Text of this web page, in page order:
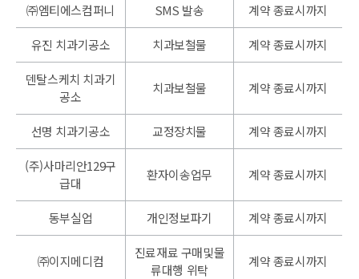
㈜엠티에스컴퍼니 SMS 발송 계약 종료시까지
유진 치과기공소 치과보철물 계약 종료시까지
덴탈스케치 치과기
공소
치과보철물 계약 종료시까지
선명 치과기공소 교정장치물 계약 종료시까지
(주)사마리안129구
급대
환자이송업무 계약 종료시까지
동부실업 개인정보파기 계약 종료시까지
㈜이지메디컴
진료재료 구매및물
류대행 위탁
계약 종료시까지